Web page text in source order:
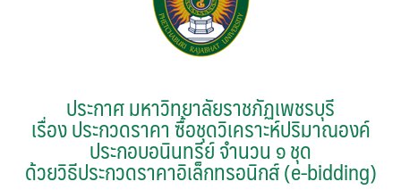
ประกาศ มหาวิทยาลัยราชภัฏเพชรบุรี
เรื่อง ประกวดราคา ซื้อชุดวิเคราะห์ปริมาณองค์
ประกอบอนินทรีย์ จำนวน ๑ ชุด
ด้วยวิธีประกวดราคาอิเล็กทรอนิกส์ (e-bidding)